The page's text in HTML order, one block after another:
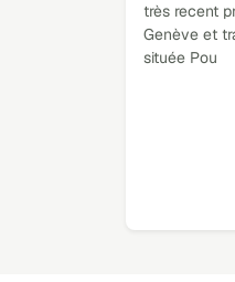
très recent
Genève et
située Pou